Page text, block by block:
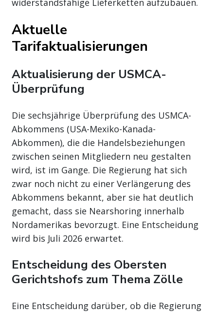
Aktuelle
Tarifaktualisierungen
Aktualisierung der USMCA-
Überprüfung
Die sechsjährige Überprüfung des USMCA-
Abkommens (USA-Mexiko-Kanada-
Abkommen), die die Handelsbeziehungen
zwischen seinen Mitgliedern neu gestalten
wird, ist im Gange. Die Regierung hat sich
zwar noch nicht zu einer Verlängerung des
Abkommens bekannt, aber sie hat deutlich
gemacht, dass sie Nearshoring innerhalb
Nordamerikas bevorzugt. Eine Entscheidung
wird bis Juli 2026 erwartet.
Entscheidung des Obersten
Gerichtshofs zum Thema Zölle
Eine Entscheidung darüber, ob die Regierung